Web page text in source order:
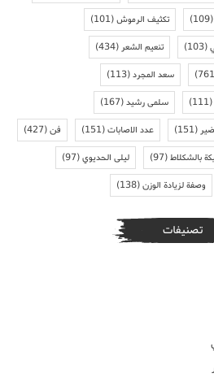
(109) تكثيف الرموش(101)
(103) تنعيم الشعر(434)
سعد المجرد(113)
(111) سلمى رشيد(167)
(151) عدد الاصابات(151) فن(427)
بالشكلاط(97) ليلى الحديوي(97)
وصفة لزيادة الوزن(138)
تصنيفات